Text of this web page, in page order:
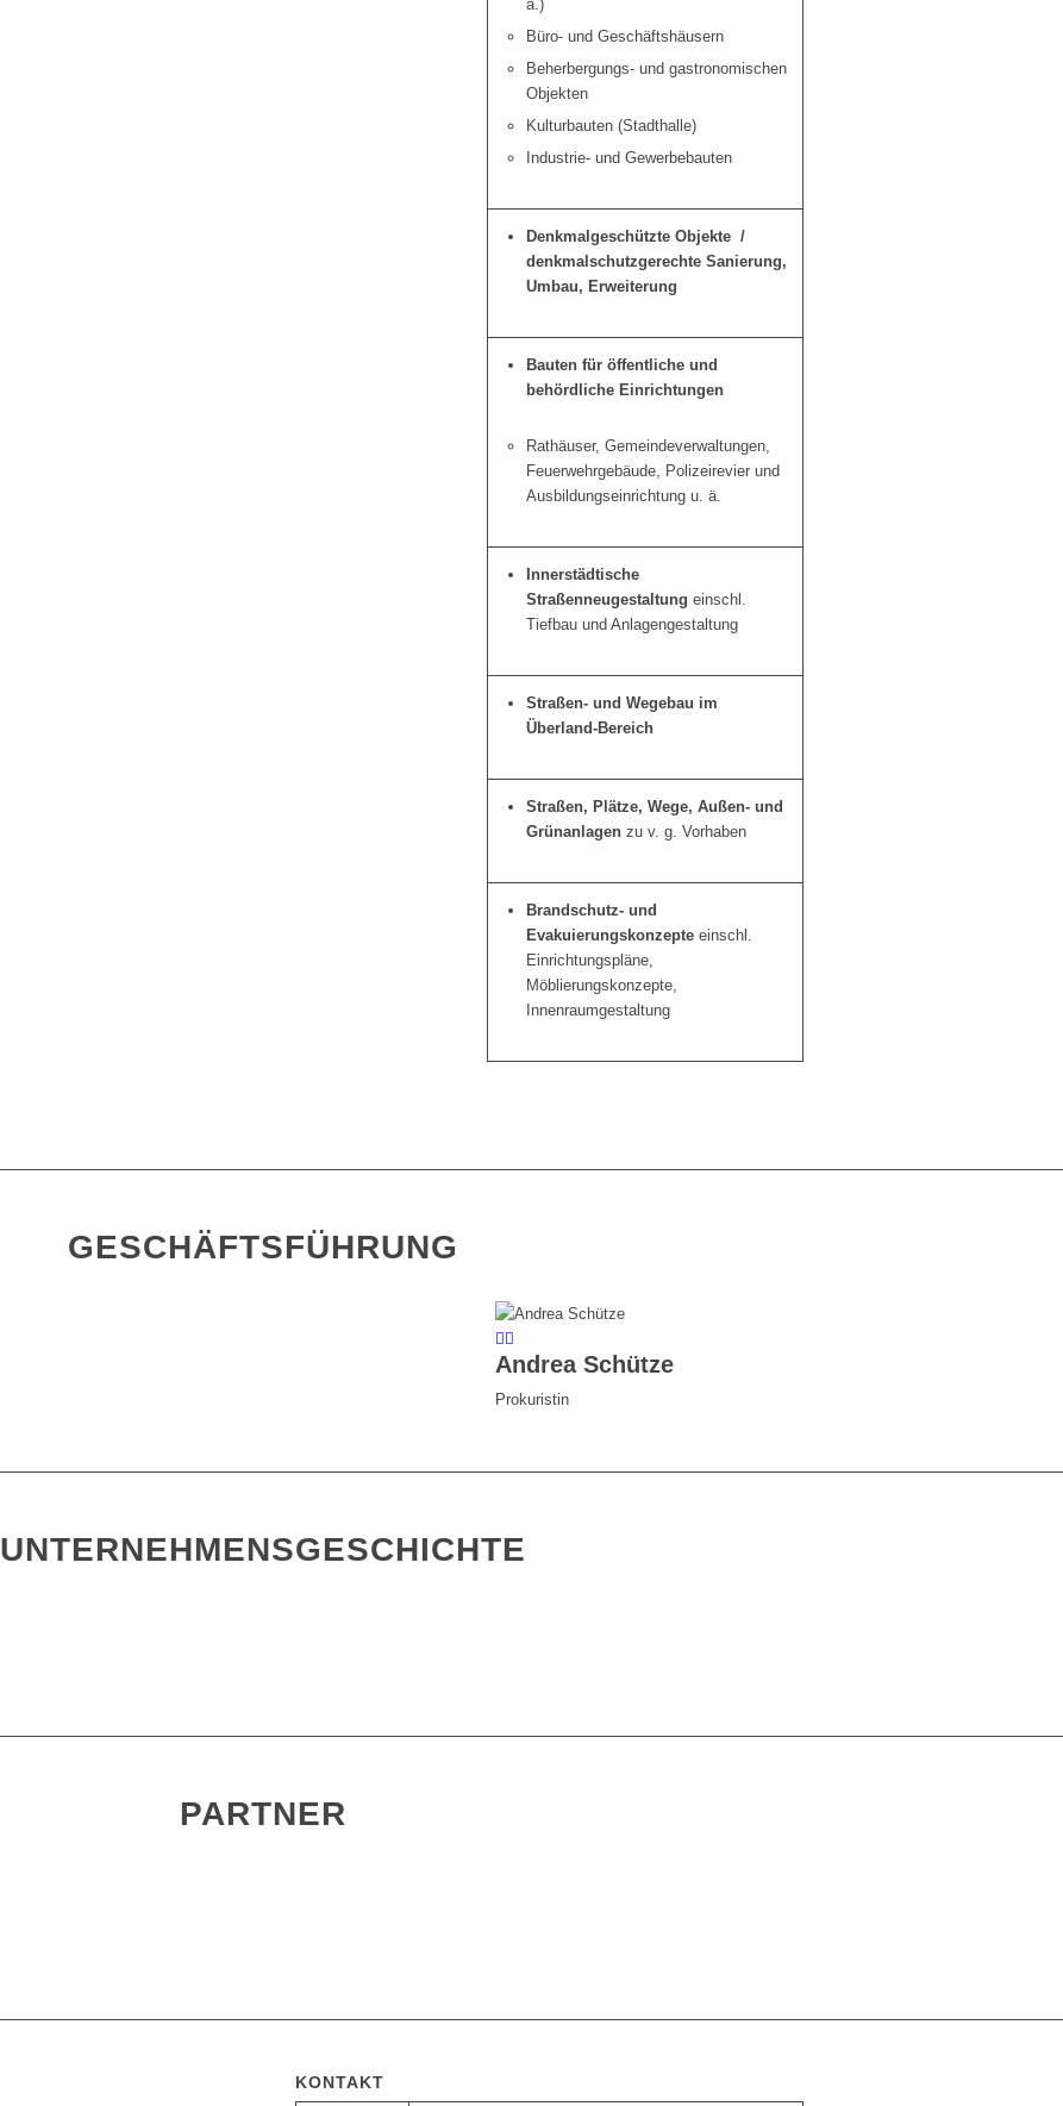
ä.)
Büro- und Geschäftshäusern
Beherbergungs- und gastronomischen
Objekten
Kulturbauten (Stadthalle)
Industrie- und Gewerbebauten
Denkmalgeschützte Objekte /
denkmalschutzgerechte Sanierung,
Umbau, Erweiterung
Bauten für öffentliche und
behördliche Einrichtungen
Rathäuser, Gemeindeverwaltungen,
Feuerwehrgebäude, Polizeirevier und
Ausbildungseinrichtung u. ä.
Innerstädtische
Straßenneugestaltungeinschl.
Tiefbau und Anlagengestaltung
Straßen- und Wegebau im
Überland-Bereich
Straßen, Plätze, Wege, Außen- und
Grünanlagen zu v. g. Vorhaben
Brandschutz- und
Evakuierungskonzepteeinschl.
Einrichtungspläne,
Möblierungskonzepte,
Innenraumgestaltung
GESCHÄFTSFÜHRUNG
Andrea Schütze
Prokuristin
UNTERNEHMENSGESCHICHTE
PARTNER
KONTAKT